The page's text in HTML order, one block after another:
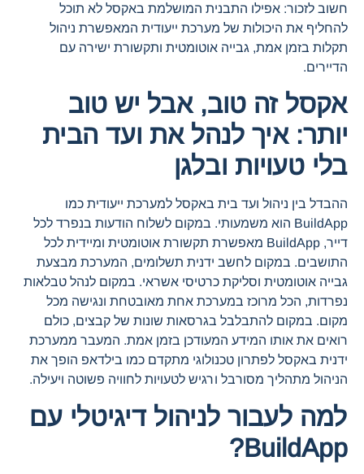
חשוב לזכור: אפילו התבנית המושלמת באקסל לא תוכל
להחליף את היכולות של מערכת ייעודית המאפשרת ניהול
תקלות בזמן אמת, גבייה אוטומטית ותקשורת ישירה עם
הדיירים.
אקסל זה טוב, אבל יש טוב
יותר: איך לנהל את ועד הבית
בלי טעויות ובלגן
ההבדל בין ניהול ועד בית באקסל למערכת ייעודית כמו
BuildApp הוא משמעותי. במקום לשלוח הודעות בנפרד לכל
דייר, BuildApp מאפשרת תקשורת אוטומטית ומיידית לכל
התושבים. במקום לחשב ידנית תשלומים, המערכת מבצעת
גבייה אוטומטית וסליקת כרטיסי אשראי. במקום לנהל טבלאות
נפרדות, הכל מרוכז במערכת אחת מאובטחת ונגישה מכל
מקום. במקום להתבלבל בגרסאות שונות של קבצים, כולם
רואים את אותו המידע המעודכן בזמן אמת. המעבר ממערכת
ידנית באקסל לפתרון טכנולוגי מתקדם כמו בילדאפ הופך את
הניהול מתהליך מסורבל ורגיש לטעויות לחוויה פשוטה ויעילה.
למה לעבור לניהול דיגיטלי עם
BuildApp?